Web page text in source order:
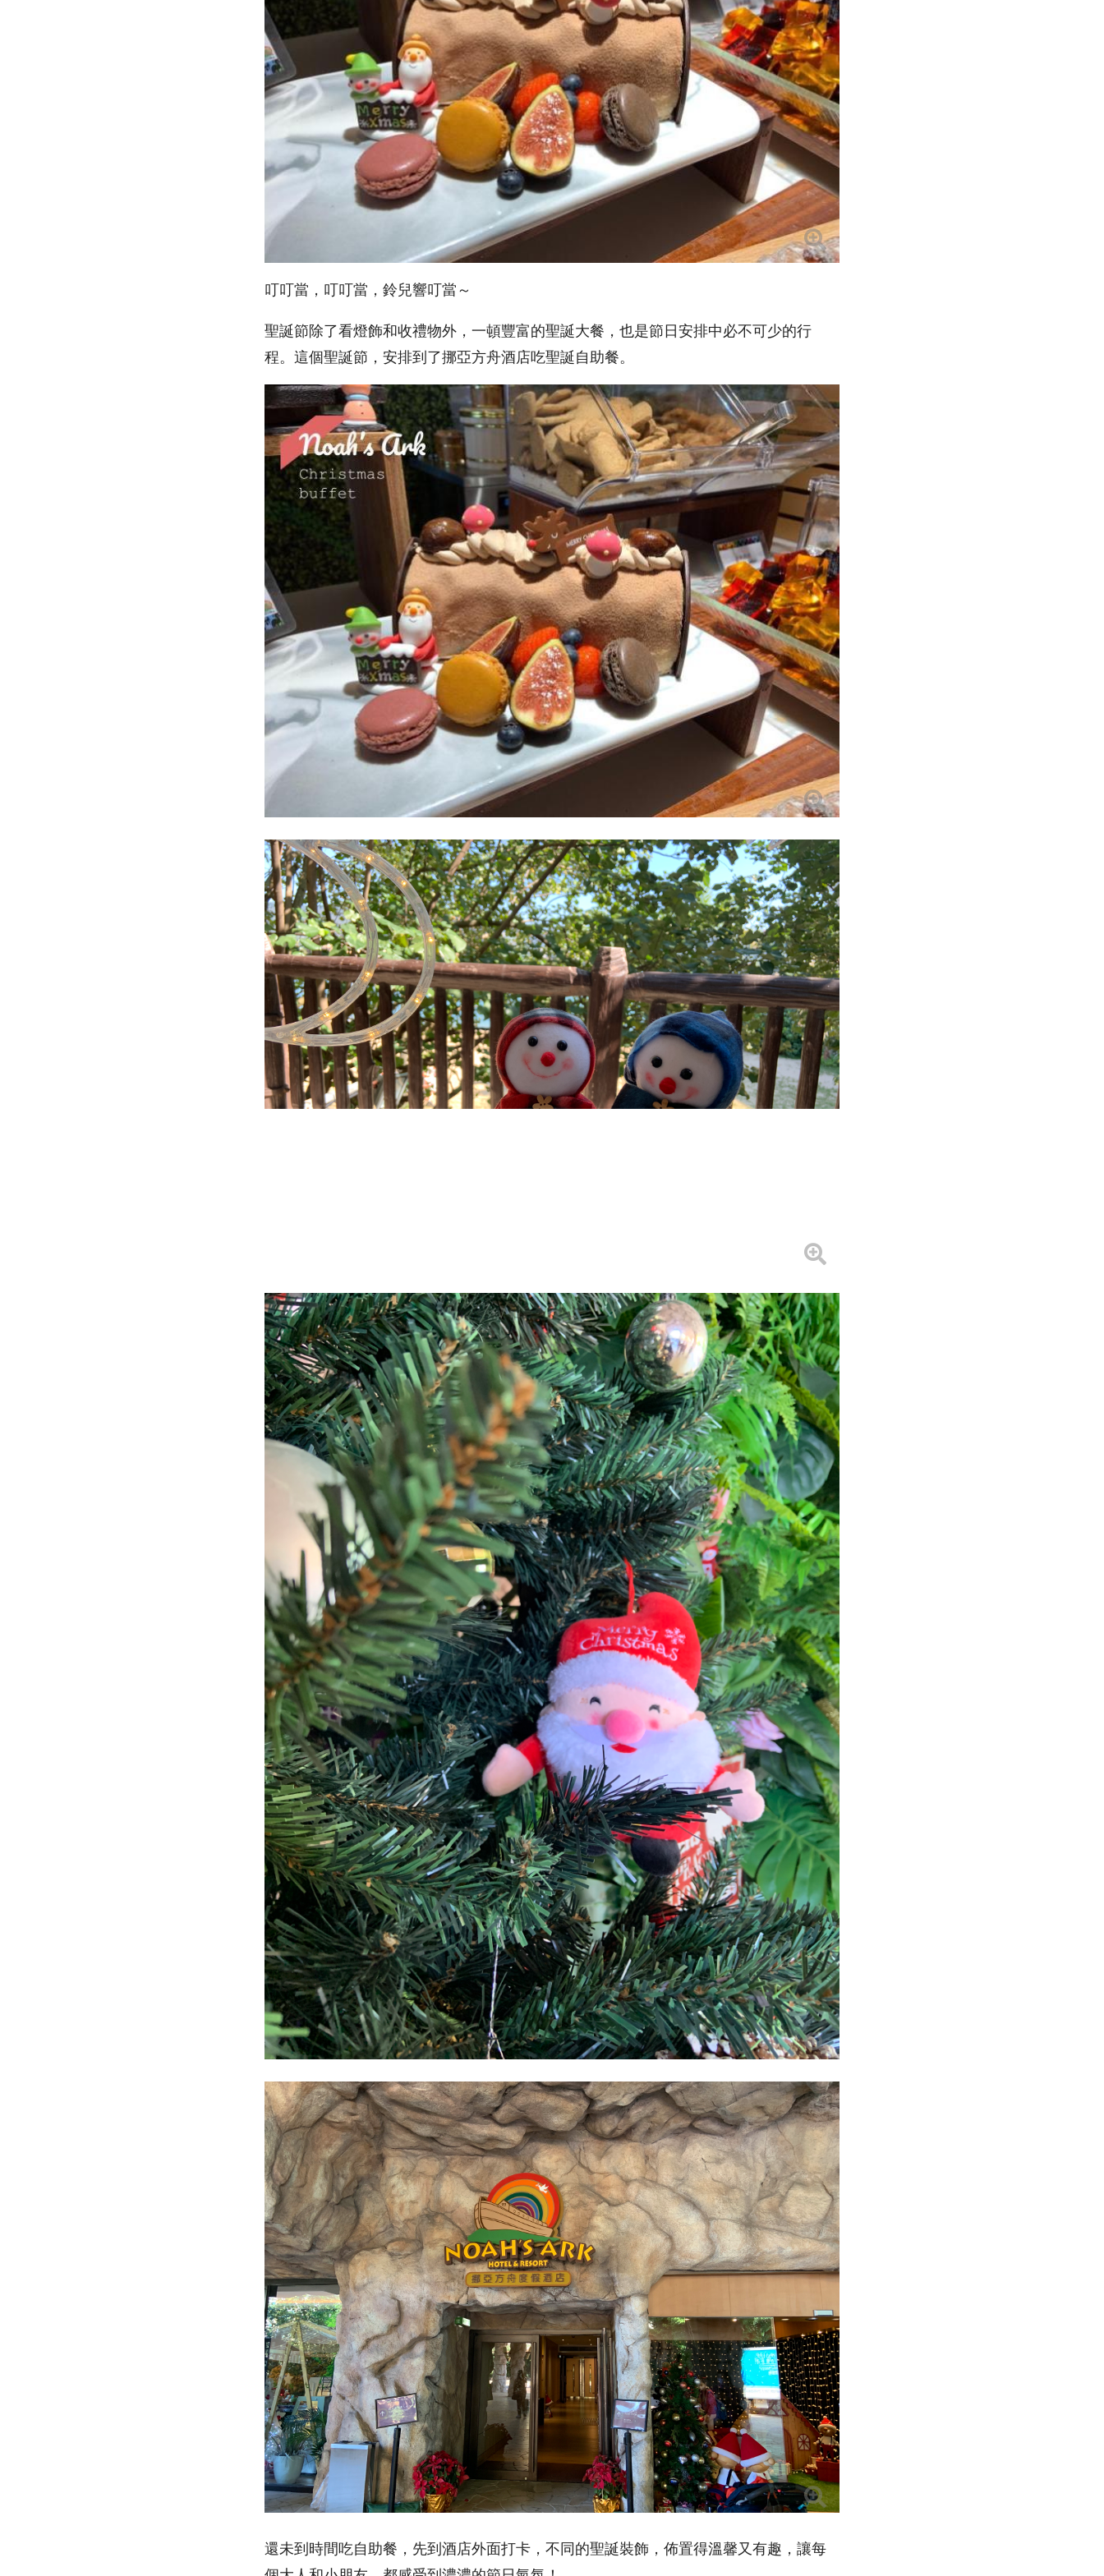
叮叮當，叮叮當，鈴兒響叮當～
聖誕節除了看燈飾和收禮物外，一頓豐富的聖誕大餐，也是節日安排中必不可少的行
程。這個聖誕節，安排到了挪亞方舟酒店吃聖誕自助餐。
還未到時間吃自助餐，先到酒店外面打卡，不同的聖誕裝飾，佈置得溫馨又有趣，讓每